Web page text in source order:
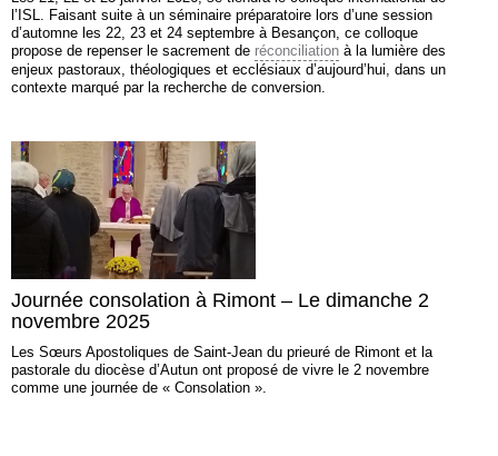
l’ISL. Faisant suite à un séminaire préparatoire lors d’une session
d’automne les 22, 23 et 24 septembre à Besançon, ce colloque
propose de repenser le sacrement de réconciliation à la lumière des
enjeux pastoraux, théologiques et ecclésiaux d’aujourd’hui, dans un
contexte marqué par la recherche de conversion.
Journée consolation à Rimont – Le dimanche 2
novembre 2025
Les Sœurs Apostoliques de Saint-Jean du prieuré de Rimont et la
pastorale du diocèse d’Autun ont proposé de vivre le 2 novembre
comme une journée de « Consolation ».